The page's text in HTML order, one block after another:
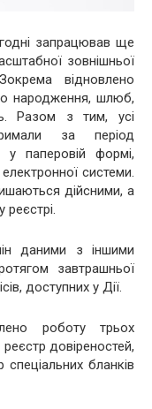
запрацював ще
зовнішньої
відновлено
народження, шлюб,
Разом з тим, усі
за період
у паперовій формі,
системи.
дійсними, а
реєстрі.
даними з іншими
завтрашньої
доступних у Дії.
роботу трьох
довіреностей,
бланків